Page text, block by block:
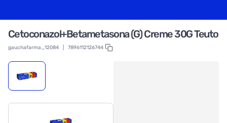
Cetoconazol+Betametasona (G) Creme 30G Teuto
gauchafarma_12084 7896112126744